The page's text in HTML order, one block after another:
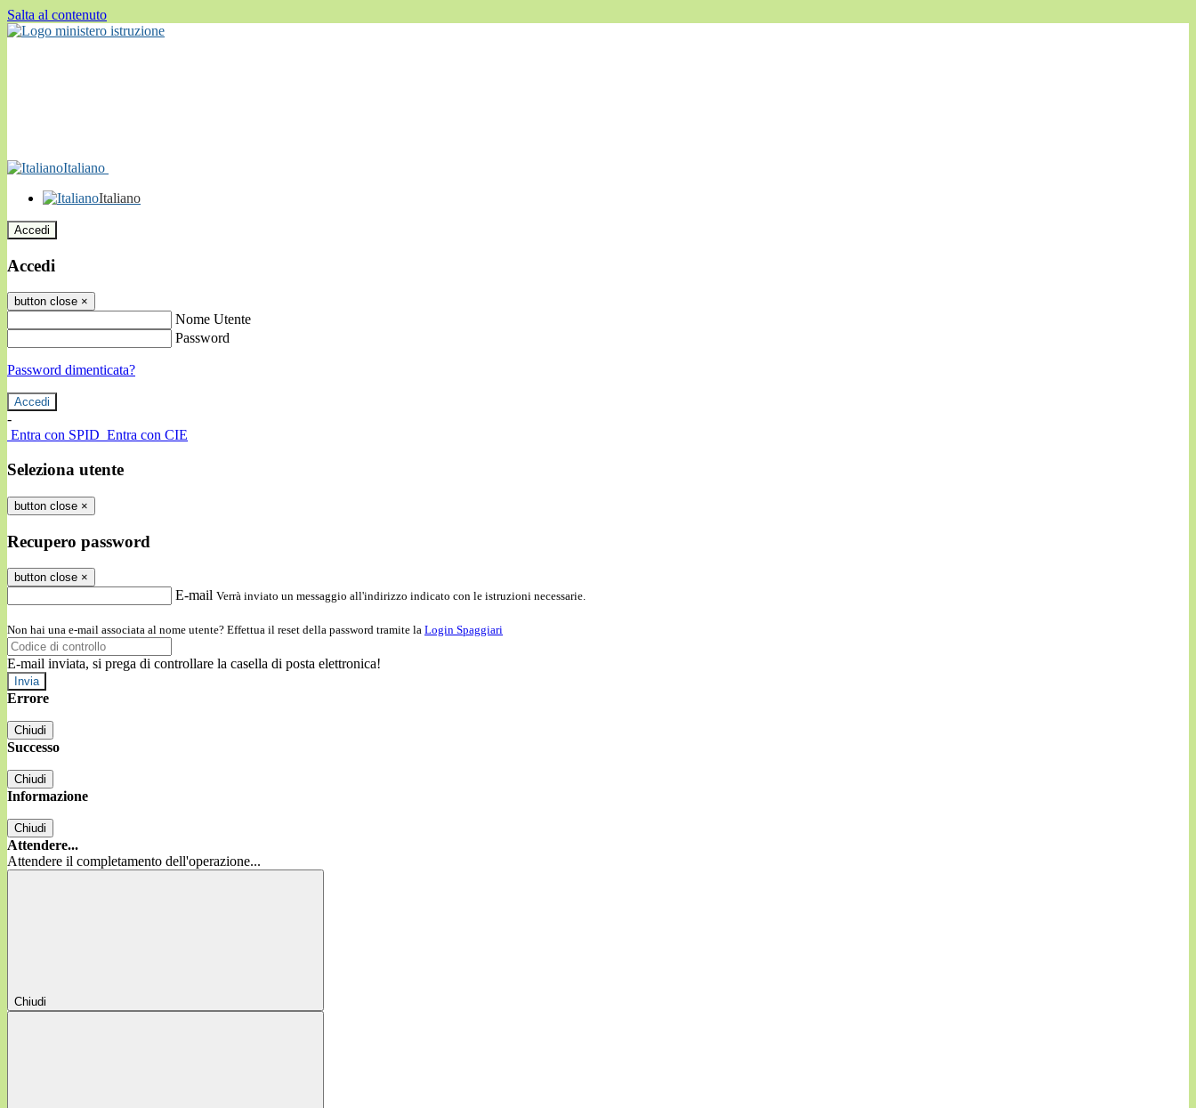
Salta al contenuto
Italiano
Italiano
Accedi
Accedi
button close ×
Nome Utente
Password
Password dimenticata?
-
Entra con SPID Entra con CIE
Seleziona utente
button close ×
Recupero password
button close ×
E-mail Verrà inviato un messaggio all'indirizzo indicato con le istruzioni necessarie.
Non hai una e-mail associata al nome utente? Effettua il reset della password tramite la Login Spaggiari
E-mail inviata, si prega di controllare la casella di posta elettronica!
Errore
Chiudi
Successo
Chiudi
Informazione
Chiudi
Attendere...
Attendere il completamento dell'operazione...
Chiudi